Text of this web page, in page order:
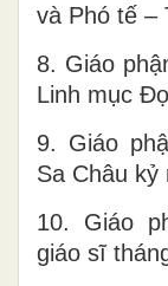
và Phó tế –
8. Giáo
Linh mục
9. Giáo
Sa Châu kỷ
10. Giáo
giáo sĩ